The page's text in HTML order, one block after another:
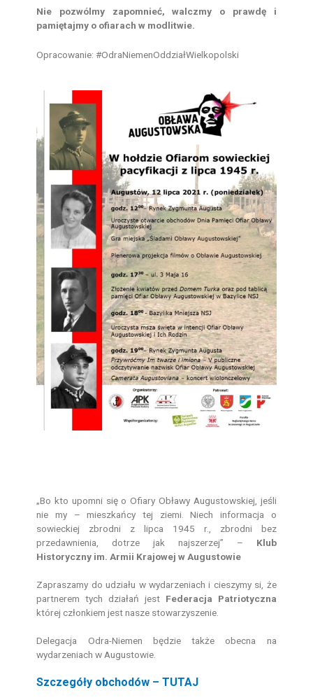
Nie pozwólmy zapomnieć, walczmy o prawdę i
pamiętajmy o ofiarach w modlitwie.
Opracowanie: #OdraNiemenOddziałWielkopolski
„Bo kto upomni się o Ofiary Obławy Augustowskiej, jeśli
nie my – mieszkańcy tej ziemi. Niech informacja o
sowieckiej zbrodni z lipca 1945 r., zbrodni bez
przedawnienia, dotrze jak najszerzej” – Klub
Historyczny im. Armii Krajowej w Augustowie
Zapraszamy do udziału w wydarzeniach i cieszymy si, że
partnerem tych działań jest Federacja Patriotyczna
której członkiem jest nasze stowarzyszenie.
Delegacja Odra-Niemen będzie także obecna na
wydarzeniach w Augustowie.
Szczegóły obchodów – TUTAJ